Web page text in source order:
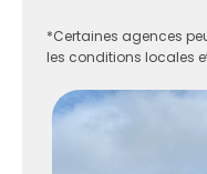
*Certaines agences
les conditions locales